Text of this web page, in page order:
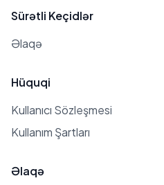
Sürətli Keçidlər
Əlaqə
Hüquqi
Kullanıcı Sözleşmesi
Kullanım Şartları
Əlaqə